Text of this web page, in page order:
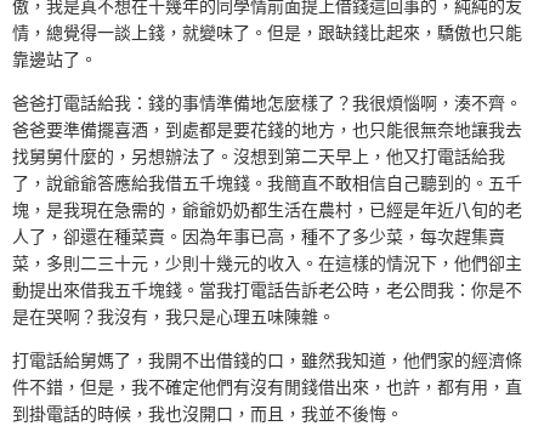
情，總覺得一談上錢，就變味了。但是，跟缺錢比起來，驕傲也只能
靠邊站了。
爸爸打電話給我：錢的事情準備地怎麼樣了？我很煩惱啊，湊不齊。
爸爸要準備擺喜酒，到處都是要花錢的地方，也只能很無奈地讓我去
找舅舅什麼的，另想辦法了。沒想到第二天早上，他又打電話給我
了，說爺爺答應給我借五千塊錢。我簡直不敢相信自己聽到的。五千
塊，是我現在急需的，爺爺奶奶都生活在農村，已經是年近八旬的老
人了，卻還在種菜賣。因為年事已高，種不了多少菜，每次趕集賣
菜，多則二三十元，少則十幾元的收入。在這樣的情況下，他們卻主
動提出來借我五千塊錢。當我打電話告訴老公時，老公問我：你是不
是在哭啊？我沒有，我只是心理五味陳雜。
打電話給舅媽了，我開不出借錢的口，雖然我知道，他們家的經濟條
件不錯，但是，我不確定他們有沒有閒錢借出來，也許，都有用，直
到掛電話的時候，我也沒開口，而且，我並不後悔。